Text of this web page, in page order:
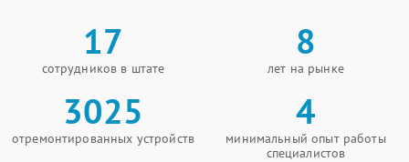
17
сотрудников в штате
8
лет на рынке
3025
отремонтированных устройств
4
минимальный опыт работы
специалистов